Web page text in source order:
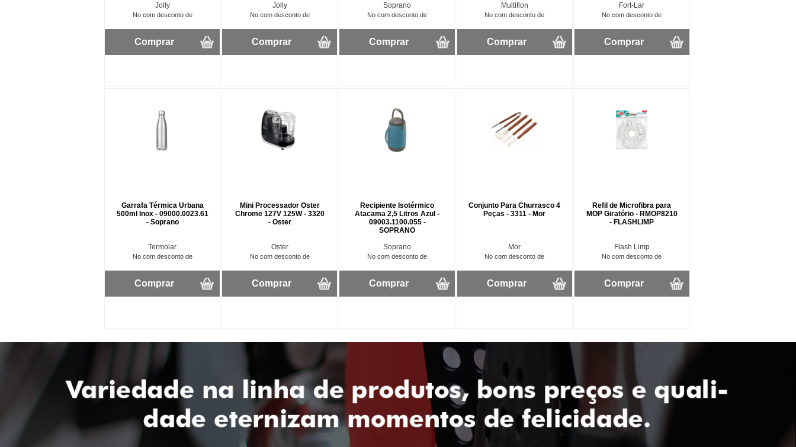
Jolly
No com desconto de
Comprar
Jolly
No com desconto de
Comprar
Soprano
No com desconto de
Comprar
Multiflon
No com desconto de
Comprar
Fort-Lar
No com desconto de
Comprar
Garrafa Térmica Urbana
500ml Inox - 09000.0023.61
- Soprano
Termolar
No com desconto de
Comprar
Mini Processador Oster
Chrome 127V 125W - 3320
- Oster
Oster
No com desconto de
Comprar
Recipiente Isotérmico
Atacama 2,5 Litros Azul -
09003.1100.055 -
SOPRANO
Soprano
No com desconto de
Comprar
Conjunto Para Churrasco 4
Peças - 3311 - Mor
Mor
No com desconto de
Comprar
Refil de Microfibra para
MOP Giratório - RMOP8210
- FLASHLIMP
Flash Limp
No com desconto de
Comprar